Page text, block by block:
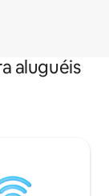
aluguéis